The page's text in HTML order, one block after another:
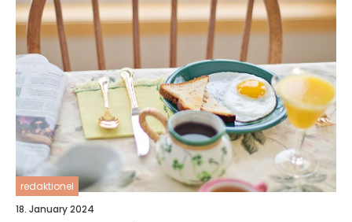
redaktionel
18. January 2024